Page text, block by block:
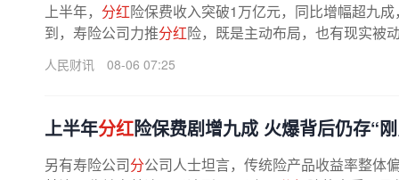
上半年， 分红险保费收入突破1万亿元，同比增幅超九
到，寿险公司力推分红险，既是主动布局，也有现实被
人民财讯 08-06 07:25
上半年分红险保费剧增九成 火爆背后仍存“
另有寿险公司分公司人士坦言，传统险产品收益率整体